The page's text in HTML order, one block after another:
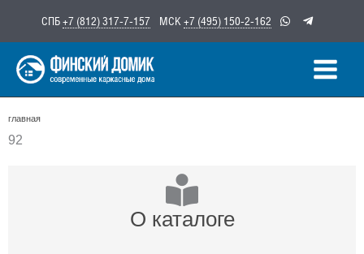
содержимому
СПБ+7 (812) 317-7-157 МСК +7 (495) 150-2-162
главная
92
О каталоге